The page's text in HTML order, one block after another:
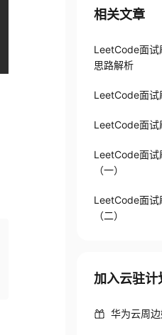
相关文章
LeetCode面试
思路解析
LeetCode面试
LeetCode面试
LeetCode面试
（一）
LeetCode面试
（二）
加入云驻计
华为云周